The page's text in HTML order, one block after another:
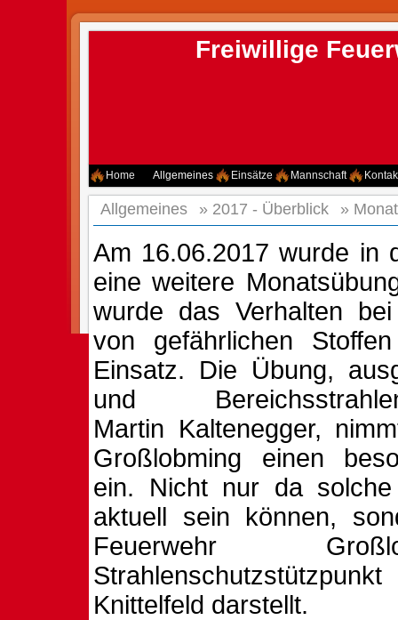
Freiwillige
Home Allgemeines Einsätze Mannschaft
Allgemeines » 2017 - Überblick »
Am 16.06.2017 wurde in
eine weitere
wurde das Verhalten
von gefährlichen
Einsatz. Die Übung,
und
Martin Kaltenegger,
Großlobming einen
ein. Nicht nur da
aktuell sein können,
Feuerwehr
Knittelfeld darstellt.